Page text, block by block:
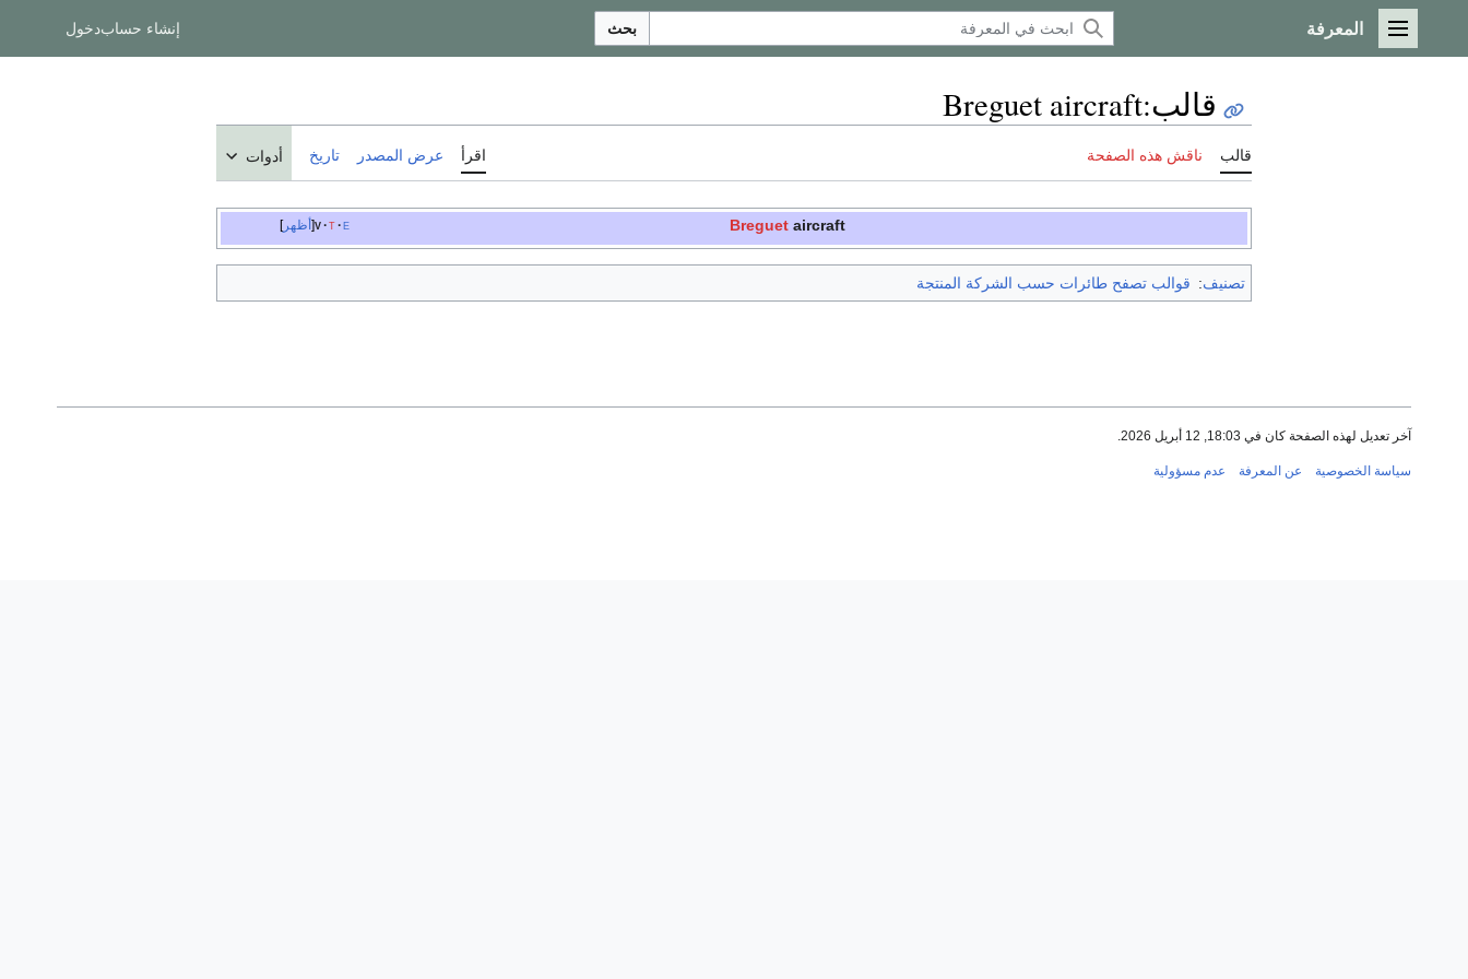
القائمة الرئيسية
المعرفة بحث إنشاء حسابدخول
قالب:
Breguet aircraft
قالب ناقش هذه الصفحة اقرأ عرض المصدر تاريخ أدوات
أظهر v t e Breguetaircraft
تصنيف: قوالب تصفح طائرات حسب الشركة المنتجة
آخر تعديل لهذه الصفحة كان في 18:03, 12 أبريل 2026.
سياسة الخصوصية عن المعرفة عدم مسؤولية